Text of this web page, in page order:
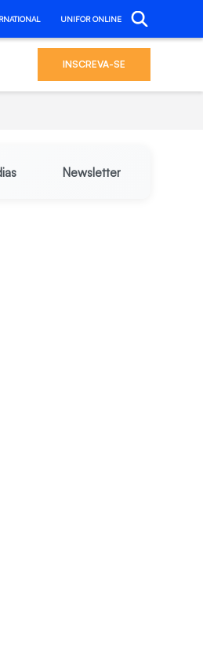
UNIFOR ONLINE
INSCREVA-SE
Newsletter